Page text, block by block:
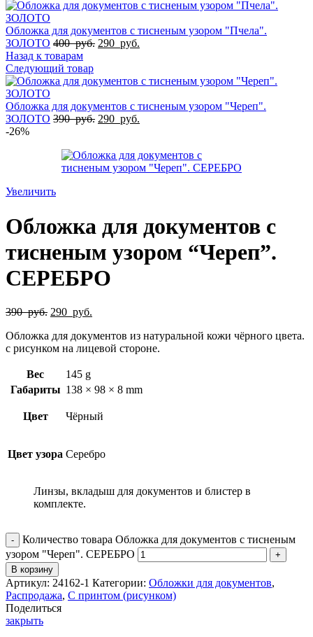
Обложка для документов с тисненым узором "Пчела".
ЗОЛОТО 400руб. 290 руб.
Назад к товарам
Следующий товар
Обложка для документов с тисненым узором "Череп".
ЗОЛОТО 390руб. 290 руб.
-26%
Увеличить
Обложка для документов с
тисненым узором “Череп”.
СЕРЕБРО
390руб. 290 руб.
Обложка для документов из натуральной кожи чёрного цвета.
с рисунком на лицевой стороне.
Вес
145 g
Габариты 138 × 98 × 8 mm
Цвет Чёрный
Цвет узора Серебро
Линзы, вкладыш для документов и блистер в
комплекте.
Количество товара Обложка для документов с тисненым
узором "Череп". СЕРЕБРО
В корзину
Артикул: 24162-1 Категории: Обложки для документов,
Распродажа, С принтом (рисунком)
Поделиться
закрыть